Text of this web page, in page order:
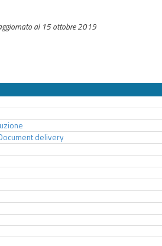
al 15 ottobre 2019
delivery